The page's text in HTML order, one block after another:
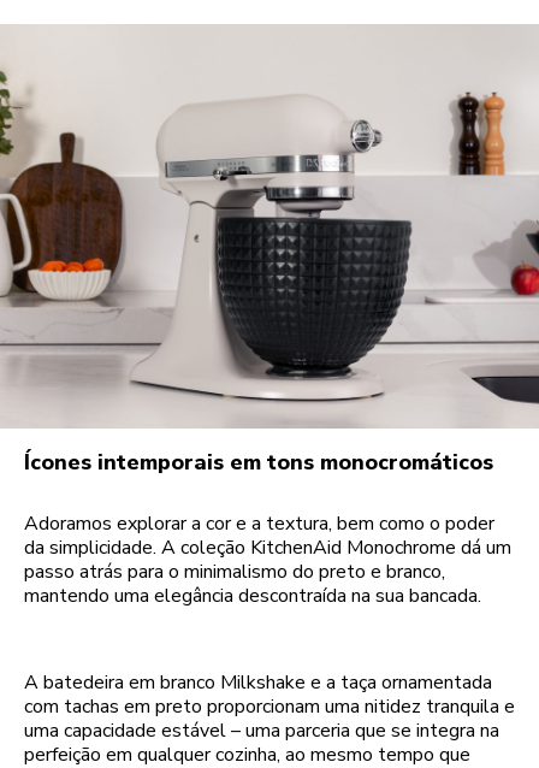
Ícones intemporais em tons monocromáticos
Adoramos explorar a cor e a textura, bem como o poder
da simplicidade. A coleção KitchenAid Monochrome dá um
passo atrás para o minimalismo do preto e branco,
mantendo uma elegância descontraída na sua bancada.
A batedeira em branco Milkshake e a taça ornamentada
com tachas em preto proporcionam uma nitidez tranquila e
uma capacidade estável – uma parceria que se integra na
perfeição em qualquer cozinha, ao mesmo tempo que